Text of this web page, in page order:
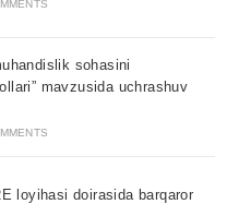
sohasini
mavzusida uchrashuv
loyihasi doirasida barqaror